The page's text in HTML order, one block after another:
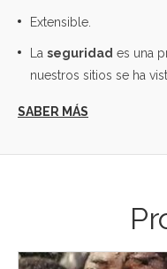
Extensible.
La seguridad es una
nuestros sitios se ha